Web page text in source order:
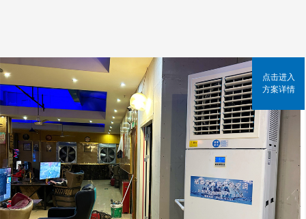
点击进入
方案详情